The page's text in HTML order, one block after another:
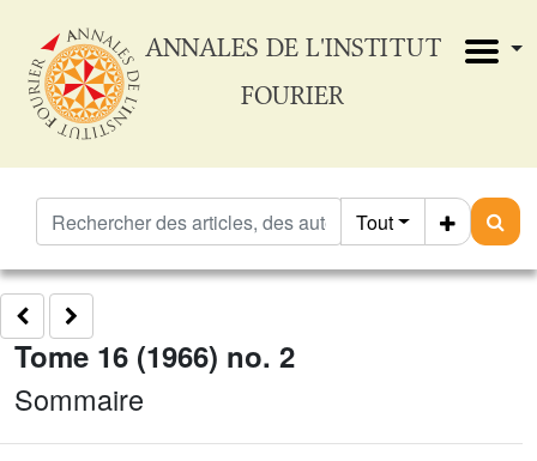
ANNALES DE L'INSTITUT
FOURIER
Tout
Tome 16 (1966) no. 2
Sommaire